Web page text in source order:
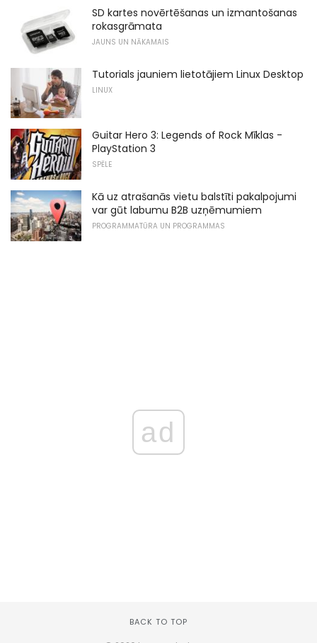
SD kartes novērtēšanas un izmantošanas
rokasgrāmata
JAUNS UN NĀKAMAIS
Tutorials jauniem lietotājiem Linux Desktop
LINUX
Guitar Hero 3: Legends of Rock Mīklas -
PlayStation 3
SPĒLE
Kā uz atrašanās vietu balstīti pakalpojumi
var gūt labumu B2B uzņēmumiem
PROGRAMMATŪRA UN PROGRAMMAS
ad
BACK TO TOP